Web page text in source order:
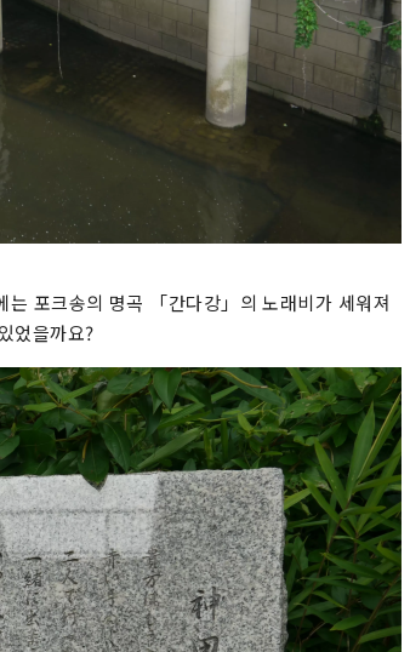
포크송의 명곡 「간다강」의 노래비가 세워져
었을까요?